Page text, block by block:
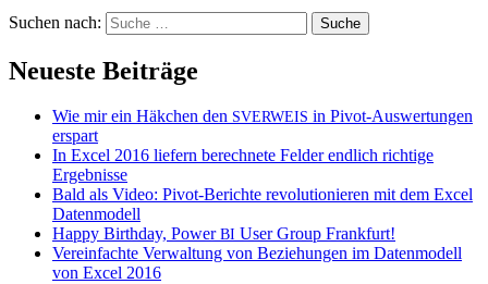
Suchen nach:
Neueste Beiträge
Wie mir ein Häkchen den SVERWEIS in Pivot-Auswertungen
erspart
In Excel 2016 liefern berechnete Felder endlich richtige
Ergebnisse
Bald als Video: Pivot-Berichte revolutionieren mit dem Excel
Datenmodell
Happy Birthday, PowerBI User Group Frankfurt!
Vereinfachte Verwaltung von Beziehungen im Datenmodell
von Excel 2016